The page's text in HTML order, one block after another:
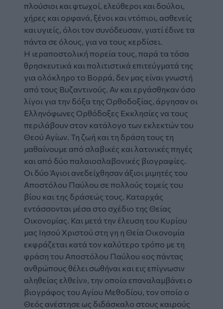
πλούσιοι και φτωχοί, ελεύθεροι και δούλοι,
χήρες και ορφανά, ξένοι και ντόπιοι, ασθενείς
και υγιείς, όλοι τον συνόδευσαν, γιατί έδινε τα
πάντα σε όλους, για να τους κερδίσει.
Η ιεραποστολική πορεία τους, παρά τα τόσα
θρησκευτικά και πολιτιστικά επιτεύγματά της
για ολόκληρο το Βορρά, δεν μας είναι γνωστή
από τους Βυζαντινούς. Αν και εργάσθηκαν όσο
λίγοι για την δόξα της Ορθοδοξίας, άργησαν οι
Ελληνόφωνες Ορθόδοξες Εκκλησίες να τους
περιλάβουν στον κατάλογο των εκλεκτών του
Θεού Αγίων. Τη ζωή και τη δράση τους τη
μαθαίνουμε από σλαβικές και λατινικές πηγές
και από δύο παλαιοσλαβονικές βιογραφίες.
Οι δύο Άγιοι ανεδείχθησαν άξιοι μιμητές του
Αποστόλου Παύλου σε πολλούς τομείς του
βίου και της δράσεώς τους. Καταρχάς
εντάσσονται μέσα στο σχέδιο της Θείας
Οικονομίας. Και μετά την έλευση του Κυρίου
μας Ιησού Χριστού στη γη η Θεία Οικονομία
εκφράζεται κατά τον καλύτερο τρόπο με τη
φράση του Αποστόλου Παύλου «ος πάντας
ανθρώπους θέλει σωθήναι και εις επίγνωσιν
αληθείας ελθείν», την οποία επαναλαμβάνει ο
βιογράφος του Αγίου Μεθοδίου, τον οποίο ο
Θεός ανέστησε ως διδάσκαλο στους καιρούς